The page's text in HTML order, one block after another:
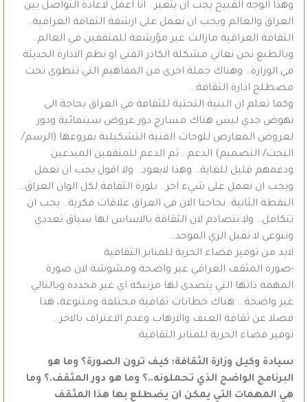
وهذا الوجه القبيح يجب ان يتغير.. انا اعمل لاعادة التواصل بين
العراق والعالم ويجب ان نعمل على ارشفة الثقافة العراقية..
الثقافة العراقية مازالت غير مؤرشفة للمثقفين في العالم..
وبالطبع نحن نعاني مشكلة الكادر الفني او نظم الادارة الحديثة
في الوزارة.. وهناك جملة اخرى من المفاهيم التي تنطوي تحت
مصطلح ادارة الثقافة..
وكما تعلم ان البنية التحتية للثقافة في العراق بحاجة الى
نهوض جدي ليس هناك مسارح دور عروض سينمائية ودور
لعروض المعارض للوحات الفنية التشكيلية بفروعها (الرسم/
النحت/ التصميم) الدعم.. ثم الدعم للمثقفين المبدعين
ودعمهم قليل للغاية.. وهذا لايعود.. ولا اقول يجب ان نعمل
ويجب ان نعمل على شيء اخر.. بلورة الثقافة لكل الوان العراق…
النقطة الثانية: نجاحنا الان في العراق علاقات فكرية.. يجب ان
تتكامل.. ولا نتصادم لان الثقافة بالاساس لها سياق تعددي
وتنوعي لا تقبل الزي الموحد..
لابد من توفير فضاء الحرية للمنابر الثقافية
-صورة المثقف العراقي غير واضحة ومشوشة لان صورة
المهمة ذاتها التي يتصدى لها مرتبكة اي غير محددة وبالتالي
غير واضحة… هناك خطابات ثقافية مختلفة ومتنوعة، هذا
فضلا عن ثقافة العنف والارهاب وعدم الاعتراف بالاخر..
توفير فضاء الحرية للمنابر الثقافية.
سيادة وكيل وزارة الثقافة: كيف ترون الصورة؟ وما هو
البرنامج الواضح الذي تحملونه..؟ وما هو دور المثقف.؟ وما
هي المهمات التي يمكن ان يضطلع بها هذا المثقف